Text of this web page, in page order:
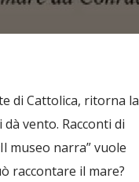
di Cattolica, ritorna la
vento. Racconti di
museo narra” vuole
raccontare il mare?